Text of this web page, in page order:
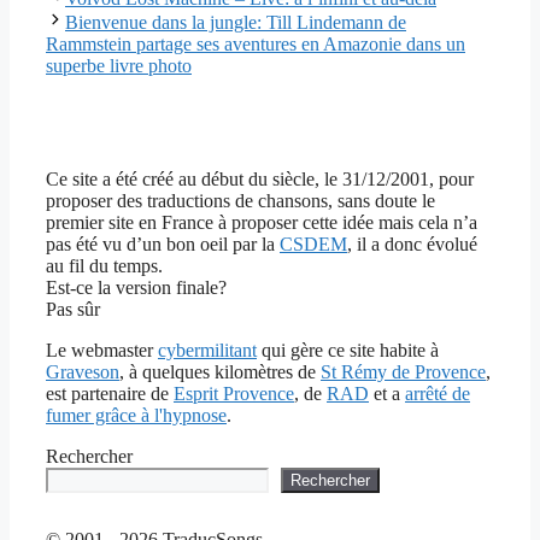
Bienvenue dans la jungle: Till Lindemann de
Rammstein partage ses aventures en Amazonie dans un
superbe livre photo
Ce site a été créé au début du siècle, le 31/12/2001, pour
proposer des traductions de chansons, sans doute le
premier site en France à proposer cette idée mais cela n’a
pas été vu d’un bon oeil par la CSDEM, il a donc évolué
au fil du temps.
Est-ce la version finale?
Pas sûr
Le webmastercybermilitant qui gère ce site habite à
Graveson, à quelques kilomètres de St Rémy de Provence,
est partenaire de Esprit Provence, de RAD et a arrêté de
fumer grâce à l'hypnose.
Rechercher
Rechercher